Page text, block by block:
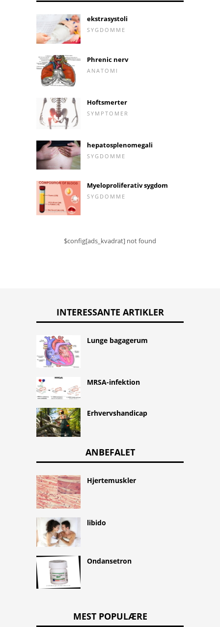
ekstrasystoli
SYGDOMME
Phrenic nerv
ANATOMI
Hoftsmerter
SYMPTOMER
hepatosplenomegali
SYGDOMME
Myeloproliferativ sygdom
SYGDOMME
$config[ads_kvadrat] not found
INTERESSANTE ARTIKLER
Lunge bagagerum
MRSA-infektion
Erhvervshandicap
ANBEFALET
Hjertemuskler
libido
Ondansetron
MEST POPULÆRE